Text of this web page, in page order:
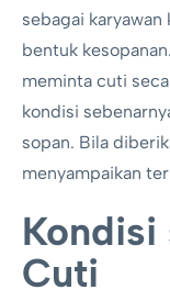
sebagai
bentuk
meminta cuti
kondisi
sopan. Bila
menyampaikan
Kondisi
Cuti